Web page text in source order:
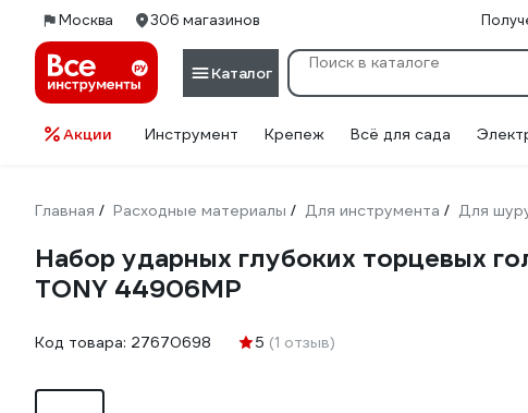
Москва 306 магазинов
Каталог
Акции Инструмент Крепеж Всё для сада
Главная / Расходные материалы / Для инструмента / Для
Набор ударных глубоких торцевых
TONY 44906MP
Код товара: 27670698 5 (1 отзыв)